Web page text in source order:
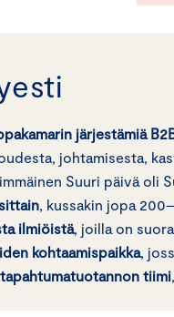
järjestämiä
johtamisesta,
Suuri päivä oli
, kussakin jopa
ilmiöistä, joilla on
kohtaamispaikka,
tiimi